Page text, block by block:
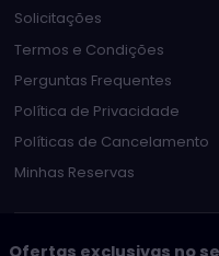
Solicitações
Termos e Condições
Perguntas Frequentes
Política de Privacidade
Políticas de Cancelamento
Minhas Reservas
Ofertas exclusivas no